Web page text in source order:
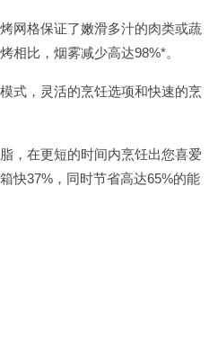
网格保证了嫩滑多汁的肉类或蔬
相比，烟雾减少高达98%*。
式，灵活的烹饪选项和快速的烹
，在更短的时间内烹饪出您喜爱
快37%，同时节省高达65%的能